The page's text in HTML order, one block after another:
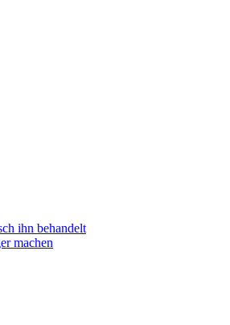
ihn behandelt
machen